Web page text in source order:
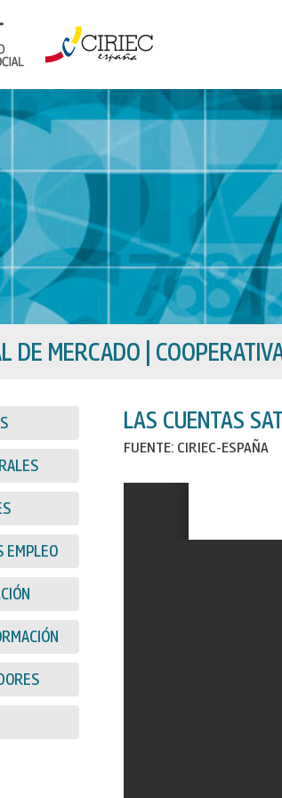
DE MERCADO
EMPLEO
LAS CUENTAS
FUENTE: CIRIEC-ESPAÑA